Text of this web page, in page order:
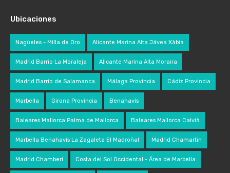
Ubicaciones
Nagüeles - Milla de Oro Alicante Marina Alta Jávea Xàbia
Madrid Barrio La Moraleja Alicante Marina Alta Moraira
Madrid Barrio de Salamanca Málaga Provincia Cádiz Provincia
Marbella Girona Provincia Benahavís
Baleares Mallorca Palma de Mallorca Baleares Mallorca Calvià
Marbella Benahavís La Zagaleta El Madroñal Madrid Chamartin
Madrid Chamberí Costa del Sol Occidental - Área de Marbella